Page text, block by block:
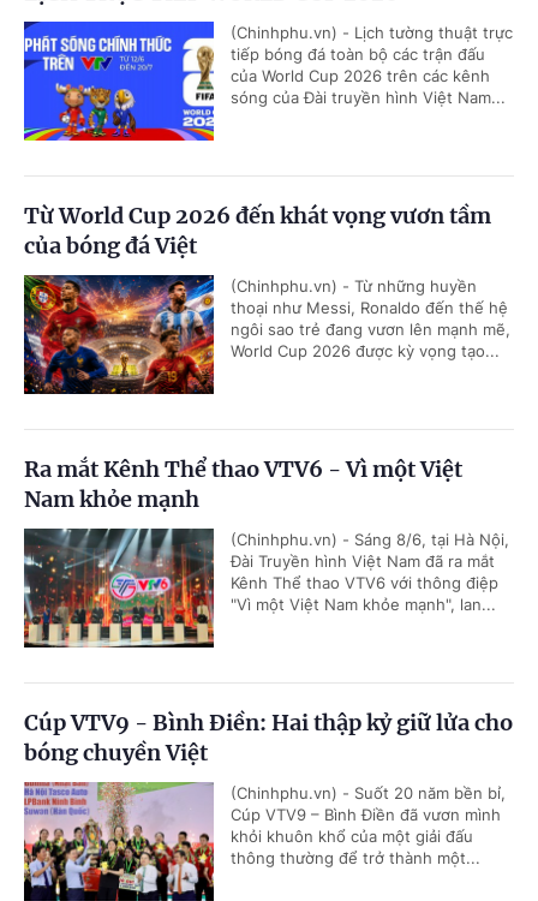
(Chinhphu.vn) - Lịch tường thuật trực
tiếp bóng đá toàn bộ các trận đấu
của World Cup 2026 trên các kênh
sóng của Đài truyền hình Việt Nam...
Từ World Cup 2026 đến khát vọng vươn tầm
của bóng đá Việt
(Chinhphu.vn) - Từ những huyền
thoại như Messi, Ronaldo đến thế hệ
ngôi sao trẻ đang vươn lên mạnh mẽ,
World Cup 2026 được kỳ vọng tạo...
Ra mắt Kênh Thể thao VTV6 - Vì một Việt
Nam khỏe mạnh
(Chinhphu.vn) - Sáng 8/6, tại Hà Nội,
Đài Truyền hình Việt Nam đã ra mắt
Kênh Thể thao VTV6 với thông điệp
"Vì một Việt Nam khỏe mạnh", lan...
Cúp VTV9 - Bình Điền: Hai thập kỷ giữ lửa cho
bóng chuyền Việt
(Chinhphu.vn) - Suốt 20 năm bền bỉ,
Cúp VTV9 – Bình Điền đã vươn mình
khỏi khuôn khổ của một giải đấu
thông thường để trở thành một...